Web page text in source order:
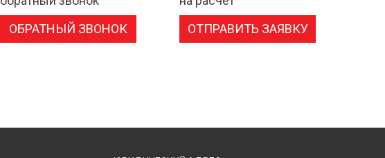
ОБРАТНЫЙ ЗВОНОК
ОТПРАВИТЬ ЗАЯВКУ